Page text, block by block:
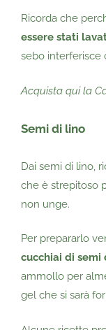
Ricorda che
essere stati
sebo interferisce
Acquista qui la
Semi di lino
Dai semi di lino,
che è strepitoso
non unge.
Per prepararlo
cucchiai di semi
ammollo per
gel che si sarà